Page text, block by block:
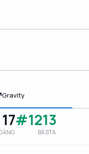
Gravity
17#1213
BÄSTA